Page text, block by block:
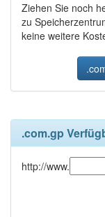
Ziehen Sie noch
zu
keine weitere
.com.gp
http://www.